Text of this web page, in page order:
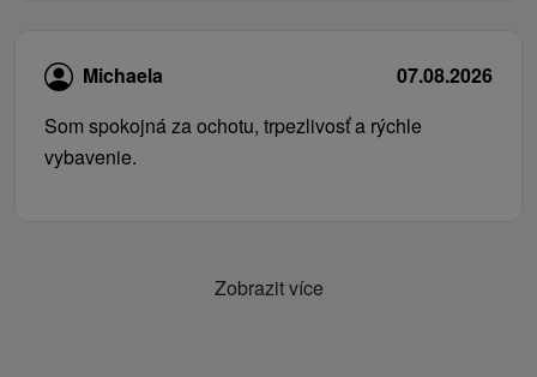
Michaela
07.08.2026
Som spokojná za ochotu, trpezlivosť a rýchle
vybavenie.
Zobrazit více